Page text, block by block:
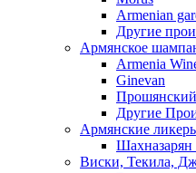
Armenian
Другие
Армянское
Armenia
Ginevan
Другие
Армянские
Виски, Текила,